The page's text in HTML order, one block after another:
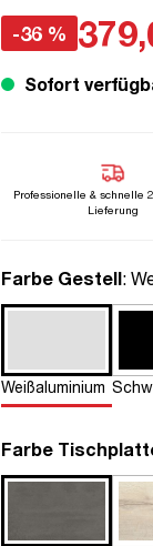
Steckertyp C
-36 %
Sofort
Professionelle & schnelle
Lieferung
Farbe Gestell:
Weißaluminium
Farbe